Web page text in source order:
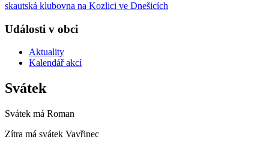
skautská klubovna na Kozlici ve Dnešicích
Události v obci
Aktuality
Kalendář akcí
Svátek
Svátek má Roman
Zítra má svátek Vavřinec